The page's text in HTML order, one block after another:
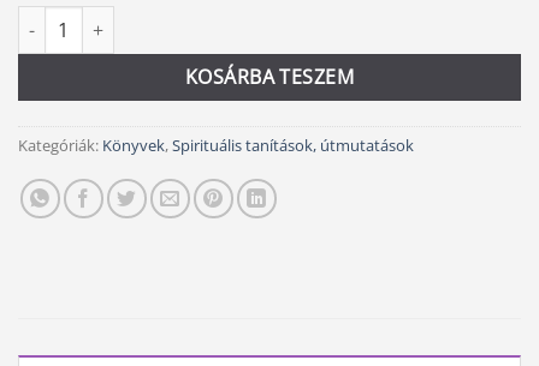
Te magad vagy a csoda - Leckék az önértékelésről mennyiség
KOSÁRBA TESZEM
Alternative:
Kategóriák: Könyvek,Spirituális tanítások, útmutatások